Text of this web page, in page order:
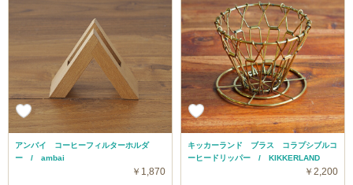
アンバイ コーヒーフィルターホルダ
ー / ambai
￥1,870
キッカーランド ブラス コラプシブルコ
ーヒードリッパー / KIKKERLAND
￥2,200